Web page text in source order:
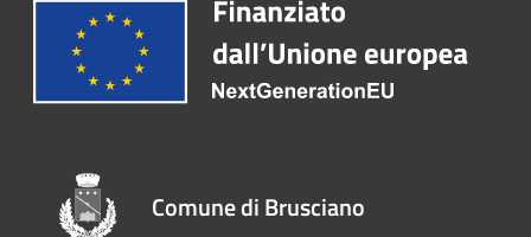
Comune di Brusciano